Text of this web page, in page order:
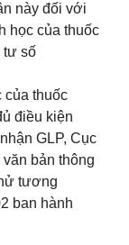
này đối với
học của thuốc
tư số
thuốc
điều kiện
GLP, Cục
bản thông
tương
ban hành